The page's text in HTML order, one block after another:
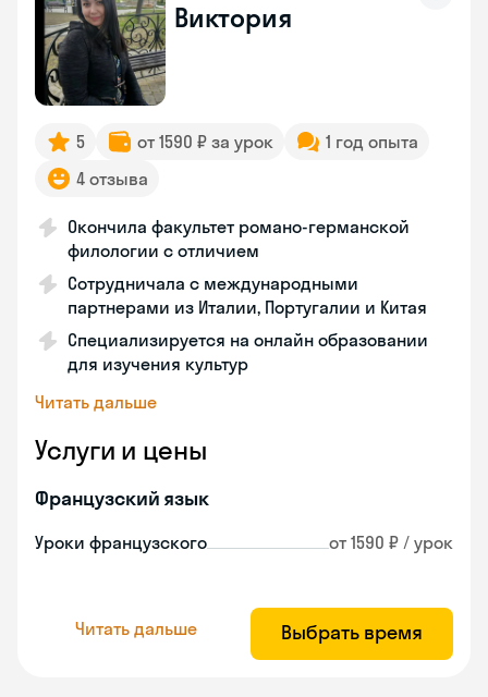
Виктория
5 от 1590 ₽ за урок
1 год опыта
4 отзыва
Окончила факультет романо-германской
филологии с отличием
Сотрудничала с международными
партнерами из Италии, Португалии и Китая
Специализируется на онлайн образовании
для изучения культур
Читать дальше
Услуги и цены
Французский язык
Уроки французского от 1590 ₽ / урок
Читать дальше Выбрать время